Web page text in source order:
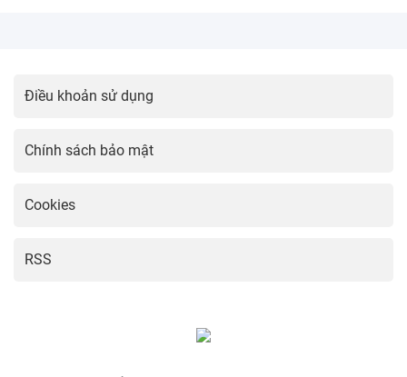
Điều khoản sử dụng
Chính sách bảo mật
Cookies
RSS